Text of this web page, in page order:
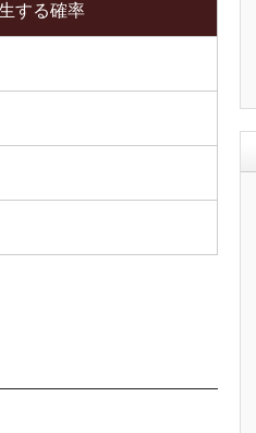
する確率